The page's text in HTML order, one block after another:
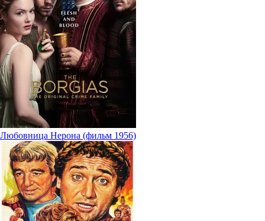
Любовница Нерона (фильм 1956)